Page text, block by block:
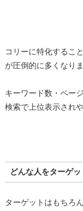
コリーに特化するこ
が圧倒的に多くなりま
キーワード数・ペー
検索で上位表示され
どんな人をターゲ
ターゲットはもちろん